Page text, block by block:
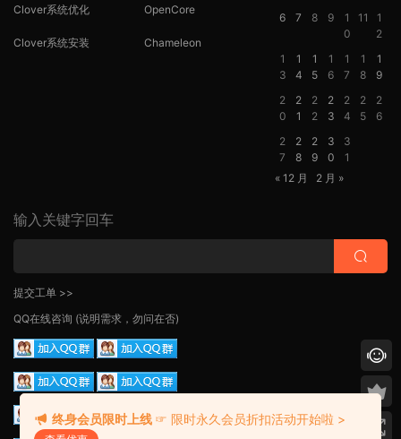
Clover系统优化
Clover系统安装
OpenCore
Chameleon
6
7 8 9
1
0
11
1
2
1
3
1
4
1
5
1
6
1
7
1
8
1
9
2
0
2
1
2
2
2
3
2
4
2
5
2
6
2
7
2
8
2
9
3
0
3
1
« 12 月
2 月 »
输入关键字回车
提交工单 >>
QQ在线咨询 (说明需求，勿问在否)
终身会员限时上线 ☞ 限时永久会员折扣活动开始啦 >